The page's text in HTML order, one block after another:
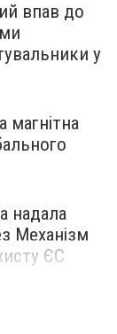
впав до
у
магнітна
надала
Механізм
ЄС